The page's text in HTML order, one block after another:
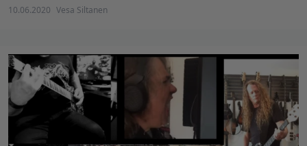
10.06.2020 Vesa Siltanen